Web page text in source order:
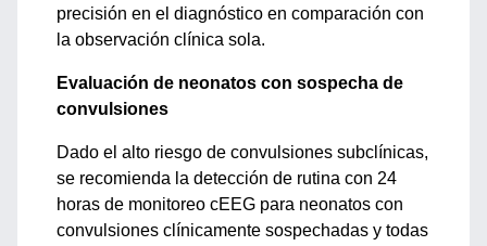
precisión en el diagnóstico en comparación con
la observación clínica sola.
Evaluación de neonatos con sospecha de
convulsiones
Dado el alto riesgo de convulsiones subclínicas,
se recomienda la detección de rutina con 24
horas de monitoreo cEEG para neonatos con
convulsiones clínicamente sospechadas y todas